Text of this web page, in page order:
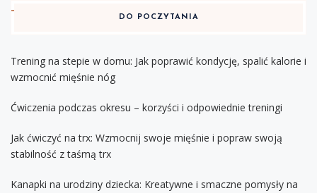
DO POCZYTANIA
Trening na stepie w domu: Jak poprawić kondycję, spalić kalorie i
wzmocnić mięśnie nóg
Ćwiczenia podczas okresu – korzyści i odpowiednie treningi
Jak ćwiczyć na trx: Wzmocnij swoje mięśnie i popraw swoją
stabilność z taśmą trx
Kanapki na urodziny dziecka: Kreatywne i smaczne pomysły na